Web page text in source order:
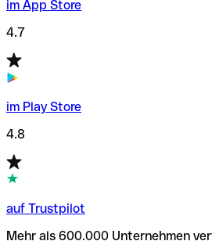
im App Store
4.7
im Play Store
4.8
auf Trustpilot
Mehr als 600.000 Unternehmen